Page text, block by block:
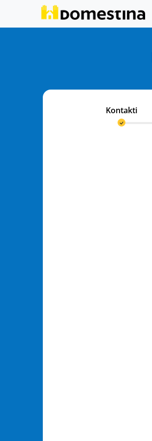
Kontakti